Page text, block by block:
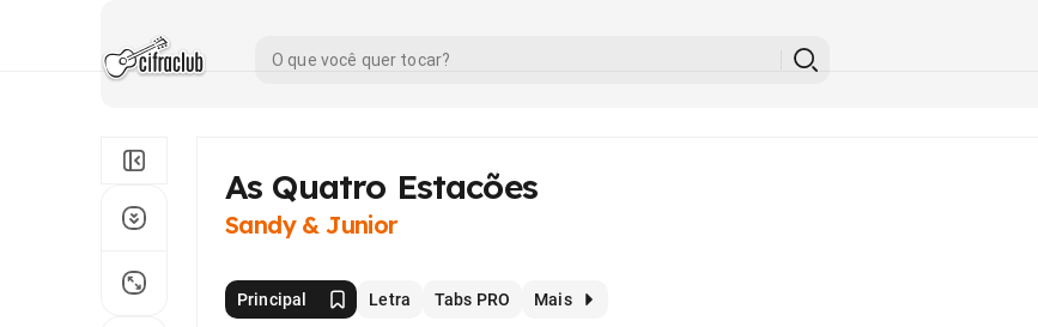
As Quatro Estacões
Sandy & Junior
Principal Letra Tabs PRO Mais